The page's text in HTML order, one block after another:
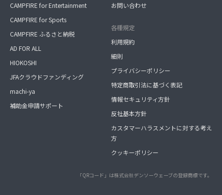
CAMPFIRE for Entertainment
CAMPFIRE for Sports
CAMPFIRE ふるさと納税
AD FOR ALL
HIOKOSHI
JFAクラウドファンディング
machi-ya
補助金申請サポート
お問い合わせ
各種規定
利用規約
細則
プライバシーポリシー
特定商取引法に基づく表記
情報セキュリティ方針
反社基本方針
カスタマーハラスメントに対する考え
方
クッキーポリシー
「QRコード」は株式会社デンソーウェーブの登録商標です。